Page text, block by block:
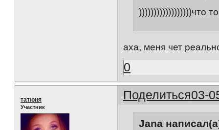
))))))))))))))))))что
аха, меня чет
0
Поделиться03-
татюня
Участник
Jana